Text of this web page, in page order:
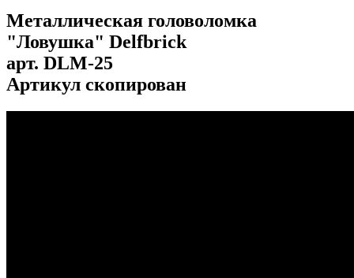
Металлическая головоломка
"Ловушка" Delfbrick
арт. DLM-25
Артикул скопирован